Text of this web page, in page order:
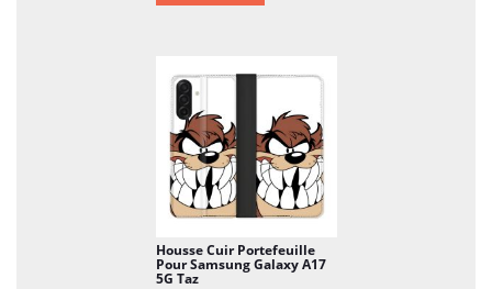
Housse Cuir Portefeuille
Pour Samsung Galaxy A17
5G Taz